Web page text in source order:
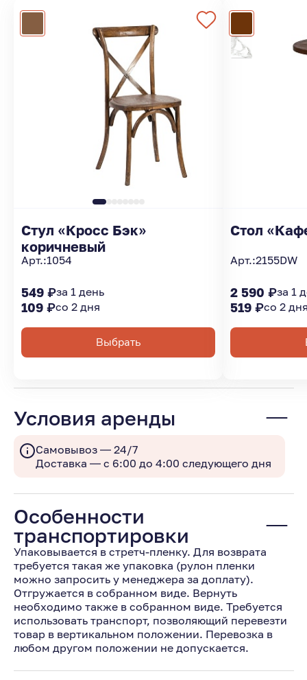
Стул «Кросс Бэк»
коричневый
Арт.:1054
549 ₽за 1 день
109 ₽со 2 дня
Выбрать
Стол
Арт.:2155DW
2 590 ₽за 1
519 ₽со 2
Условия аренды
Самовывоз — 24/7
Доставка — с 6:00 до 4:00 следующего дня
Особенности
транспортировки
Упаковывается в стретч-пленку. Для возврата
требуется такая же упаковка (рулон пленки
можно запросить у менеджера за доплату).
Отгружается в собранном виде. Вернуть
необходимо также в собранном виде. Требуется
использовать транспорт, позволяющий перевезти
товар в вертикальном положении. Перевозка в
любом другом положении не допускается.